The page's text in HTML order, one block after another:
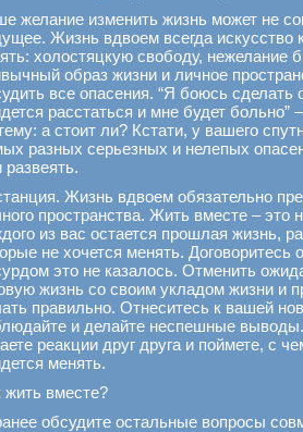
желание изменить жизнь может не
Жизнь вдвоем всегда
холостяцкую свободу, нежелание
образ жизни и личное
все опасения. “Я боюсь
расстаться и мне будет больно”
а стоит ли? Кстати, у вашего
разных серьезных и нелепых
развеять.
Жизнь вдвоем обязательно
пространства. Жить вместе – это
из вас остается прошлая жизнь,
не хочется менять.
это не казалось. Отменить
жизнь со своим укладом жизни и
правильно. Отнеситесь к вашей
и делайте неспешные
реакции друг друга и поймете, с
менять.
жить вместе?
обсудите остальные вопросы